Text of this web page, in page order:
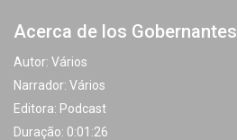
Acerca de los Gobernantes
Autor: Vários
Narrador: Vários
Editora: Podcast
Duração: 0:01:26